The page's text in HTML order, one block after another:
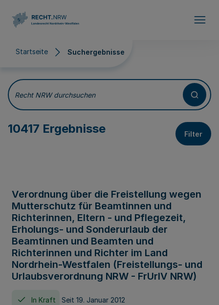
Startseite Suchergebnisse
Suchergebnisse
Recht NRW durchsuchen
10417 Ergebnisse Filter
Verordnung über die Freistellung wegen
Mutterschutz für Beamtinnen und
Richterinnen, Eltern - und Pflegezeit,
Erholungs- und Sonderurlaub der
Beamtinnen und Beamten und
Richterinnen und Richter im Land
Nordrhein-Westfalen (Freistellungs- und
Urlaubsverordnung NRW - FrUrlV NRW)
In Kraft Seit 19. Januar 2012